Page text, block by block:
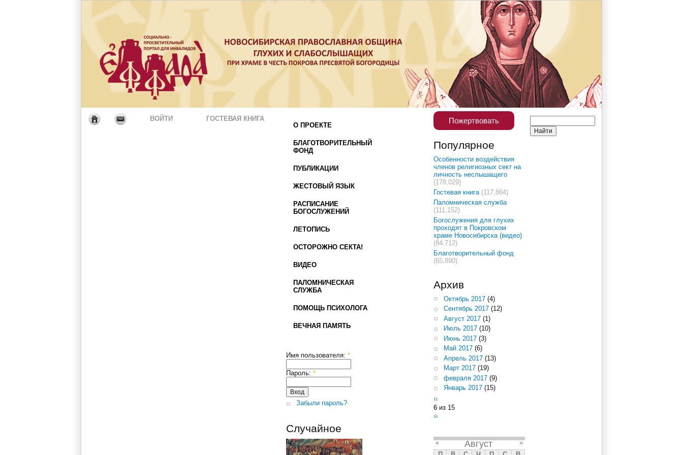
ВОЙТИ
ГОСТЕВАЯ КНИГА
О ПРОЕКТЕ
БЛАГОТВОРИТЕЛЬНЫЙ
ФОНД
ПУБЛИКАЦИИ
ЖЕСТОВЫЙ ЯЗЫК
РАСПИСАНИЕ
БОГОСЛУЖЕНИЙ
ЛЕТОПИСЬ
ОСТОРОЖНО СЕКТА!
ВИДЕО
ПАЛОМНИЧЕСКАЯ
СЛУЖБА
ПОМОЩЬ ПСИХОЛОГА
ВЕЧНАЯ ПАМЯТЬ
Имя пользователя: *
Пароль: *
Забыли пароль?
Случайное
Пожертвовать
Популярное
Особенности воздействия
членов религиозных сект на
личность неслышащего
(178,029)
Гостевая книга (117,864)
Паломническая служба
(111,152)
Богослужения для глухих
проходят в Покровском
храме Новосибирска (видео)
(84,712)
Благотворительный фонд
(65,890)
Архив
Октябрь 2017(4)
Сентябрь 2017(12)
Август 2017(1)
Июль 2017(10)
Июнь 2017(3)
Май 2017(6)
Апрель 2017(13)
Март 2017(19)
февраля 2017(9)
Январь 2017(15)
‹‹
6 из 15
››
« Август
»